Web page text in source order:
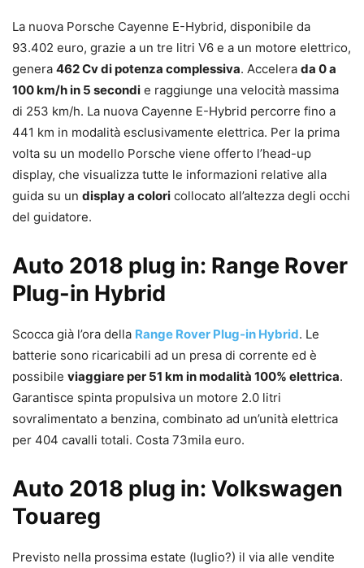
La nuova Porsche Cayenne E-Hybrid, disponibile da
93.402 euro, grazie a un tre litri V6 e a un motore elettrico,
genera 462 Cv di potenza complessiva. Accelera da 0 a
100 km/h in 5 secondi e raggiunge una velocità massima
di 253 km/h. La nuova Cayenne E-Hybrid percorre fino a
441 km in modalità esclusivamente elettrica. Per la prima
volta su un modello Porsche viene offerto l’head-up
display, che visualizza tutte le informazioni relative alla
guida su un display a colori collocato all’altezza degli occhi
del guidatore.
Auto 2018 plug in: Range Rover
Plug-in Hybrid
Scocca già l’ora della Range Rover Plug-in Hybrid. Le
batterie sono ricaricabili ad un presa di corrente ed è
possibile viaggiare per 51 km in modalità 100% elettrica.
Garantisce spinta propulsiva un motore 2.0 litri
sovralimentato a benzina, combinato ad un’unità elettrica
per 404 cavalli totali. Costa 73mila euro.
Auto 2018 plug in: Volkswagen
Touareg
Previsto nella prossima estate (luglio?) il via alle vendite